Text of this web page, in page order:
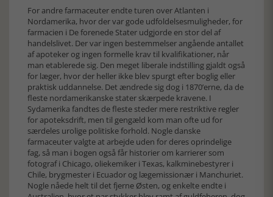
For andre farmaceuter endte turen over Atlanten i
Nordamerika, hvor der var gode udfoldelsesmuligheder, for
farmacien i De forenede Stater udgjorde en stor del af
handelslivet. Der var ingen bestemmelser angående antallet
af apoteker og ingen formelle krav til kvalifikationer, når
man etablerede sig. Den meget liberale indstilling gjaldt også
for læger, hvor der heller ikke blev spurgt efter boglig eller
praktisk uddannelse. Det ændrede sig dog i 1870’erne, da de
fleste nordamerikanske stater skærpede kravene. I
Sydamerika fandtes de fleste steder mere restriktive regler
for apoteksdrift, men til gengæld kom man ofte ud for
særdeles urolige politiske forhold. Nogle danske
farmaceuter valgte at arbejde uden for deres oprindelige
fag, så man i bogen også får historier om karrierer som
fotograf i Chicago, oliekemiker i Texas, kalkminebestyrer i
Chile, brygmester i Ecuador og lægemissionær i Manchuriet.
Nogle nåede helt til det fjerne Østen, og enkelte endte i